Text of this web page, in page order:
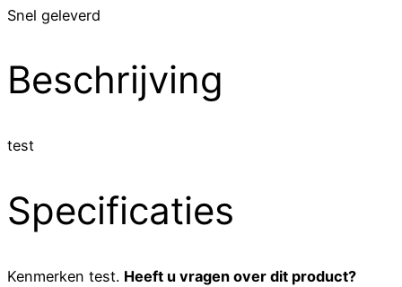
Snel geleverd
Beschrijving
test
Specificaties
Kenmerken test. Heeft u vragen over dit product?